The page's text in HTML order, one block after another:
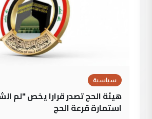
سياسية
هيئة الحج تصدر قرارا يخص "لم
استمارة قرعة الحج